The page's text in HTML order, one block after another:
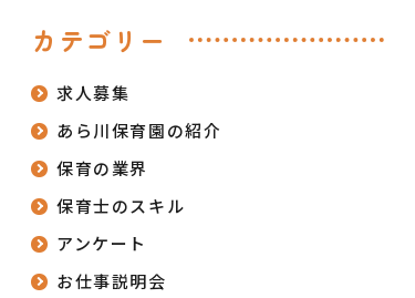
カテゴリー
求人募集
あら川保育園の紹介
保育の業界
保育士のスキル
アンケート
お仕事説明会